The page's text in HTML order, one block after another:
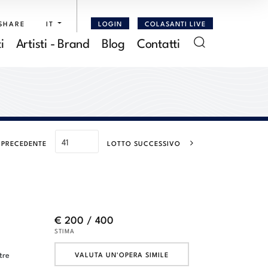
IT LOGIN COLASANTI LIVE
Artisti - Brand Blog Contatti
LOTTO SUCCESSIVO
€ 200 / 400
STIMA
VALUTA UN'OPERA SIMILE